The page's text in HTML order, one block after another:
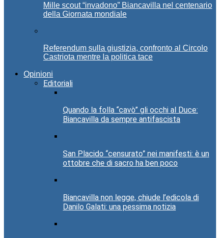
Mille scout “invadono” Biancavilla nel centenario
della Giornata mondiale
Referendum sulla giustizia, confronto al Circolo
Castriota mentre la politica tace
Opinioni
Editoriali
Quando la folla “cavò” gli occhi al Duce:
Biancavilla da sempre antifascista
San Placido “censurato” nei manifesti: è un
ottobre che di sacro ha ben poco
Biancavilla non legge, chiude l’edicola di
Danilo Galati: una pessima notizia